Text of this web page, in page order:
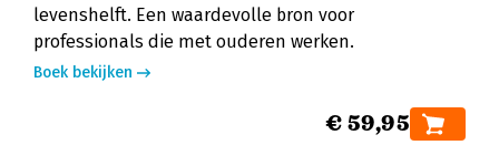
levenshelft. Een waardevolle bron voor
professionals die met ouderen werken.
Boek bekijken
€ 59,95